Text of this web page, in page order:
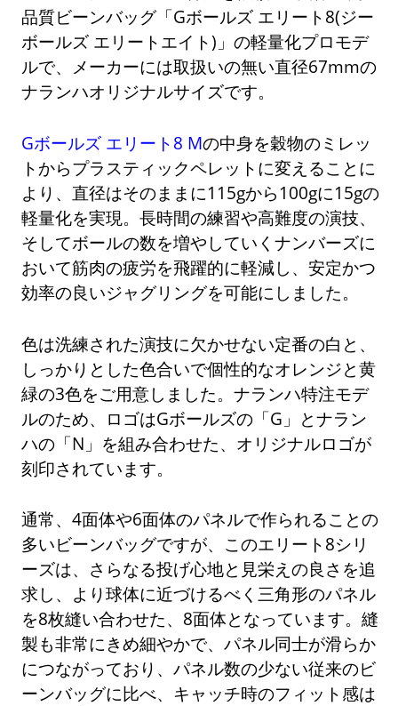
品質ビーンバッグ「Gボールズ エリート8(ジー
ボールズ エリートエイト)」の軽量化プロモデ
ルで、メーカーには取扱いの無い直径67mmの
ナランハオリジナルサイズです。
Gボールズ エリート8 Mの中身を穀物のミレッ
トからプラスティックペレットに変えることに
より、直径はそのままに115gから100gに15gの
軽量化を実現。長時間の練習や高難度の演技、
そしてボールの数を増やしていくナンバーズに
おいて筋肉の疲労を飛躍的に軽減し、安定かつ
効率の良いジャグリングを可能にしました。
色は洗練された演技に欠かせない定番の白と、
しっかりとした色合いで個性的なオレンジと黄
緑の3色をご用意しました。ナランハ特注モデ
ルのため、ロゴはGボールズの「G」とナラン
ハの「N」を組み合わせた、オリジナルロゴが
刻印されています。
通常、4面体や6面体のパネルで作られることの
多いビーンバッグですが、このエリート8シリ
ーズは、さらなる投げ心地と見栄えの良さを追
求し、より球体に近づけるべく三角形のパネル
を8枚縫い合わせた、8面体となっています。縫
製も非常にきめ細やかで、パネル同士が滑らか
につながっており、パネル数の少ない従来のビ
ーンバッグに比べ、キャッチ時のフィット感は